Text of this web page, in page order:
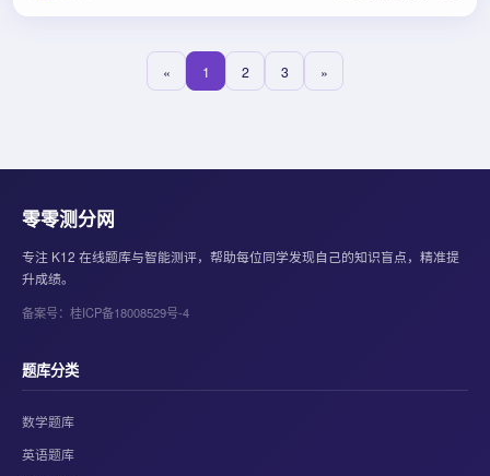
« 1 2 3 »
零零测分网
专注 K12 在线题库与智能测评，帮助每位同学发现自己的知识盲点，精准提
升成绩。
备案号：桂ICP备18008529号-4
题库分类
数学题库
英语题库